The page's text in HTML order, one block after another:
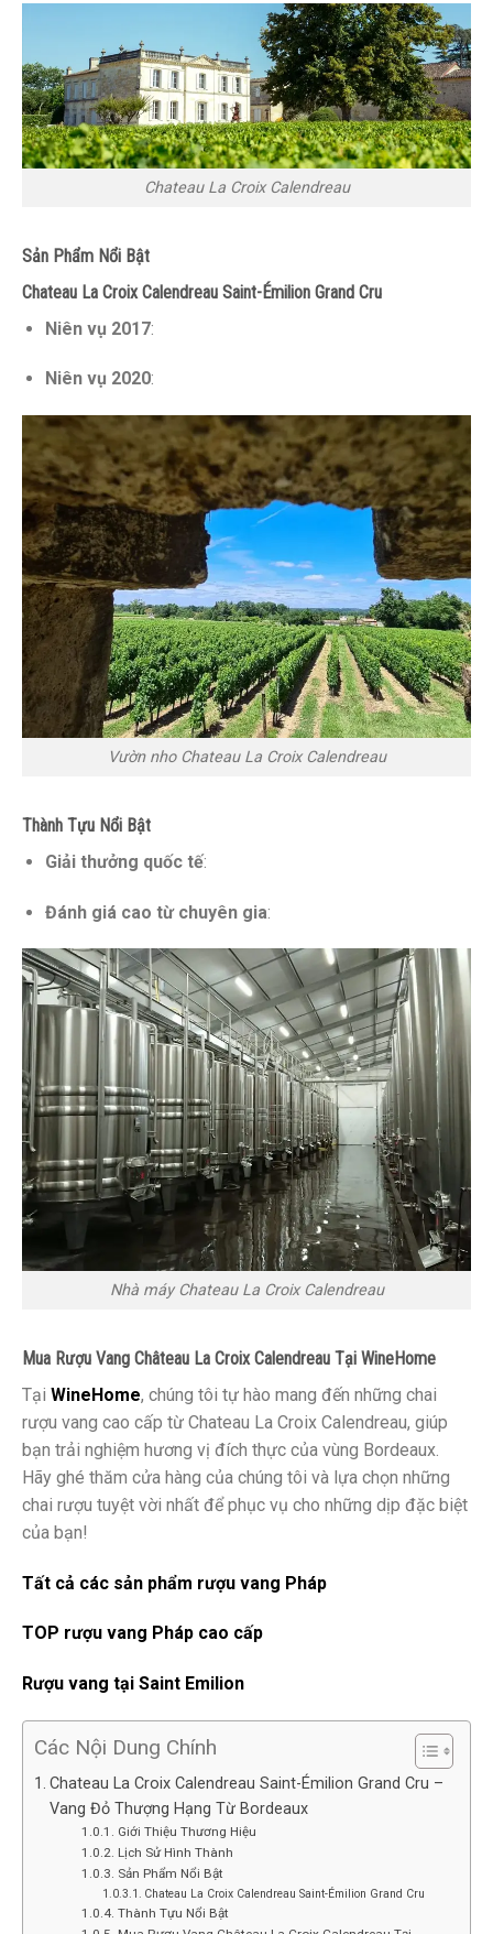
Chateau La Croix Calendreau
Sản Phẩm Nổi Bật
Chateau La Croix Calendreau Saint-Émilion Grand Cru
Niên vụ 2017:
Niên vụ 2020:
Vườn nho Chateau La Croix Calendreau
Thành Tựu Nổi Bật
Giải thưởng quốc tế:
Đánh giá cao từ chuyên gia:
Nhà máy Chateau La Croix Calendreau
Mua Rượu Vang Château La Croix Calendreau Tại WineHome
Tại WineHome, chúng tôi tự hào mang đến những chai
rượu vang cao cấp từ Chateau La Croix Calendreau, giúp
bạn trải nghiệm hương vị đích thực của vùng Bordeaux.
Hãy ghé thăm cửa hàng của chúng tôi và lựa chọn những
chai rượu tuyệt vời nhất để phục vụ cho những dịp đặc biệt
của bạn!
Tất cả các sản phẩm rượu vang Pháp
TOP rượu vang Pháp cao cấp
Rượu vang tại Saint Emilion
Các Nội Dung Chính
Chateau La Croix Calendreau Saint-Émilion Grand Cru –
Vang Đỏ Thượng Hạng Từ Bordeaux
Giới Thiệu Thương Hiệu
Lịch Sử Hình Thành
Sản Phẩm Nổi Bật
Chateau La Croix Calendreau Saint-Émilion Grand Cru
Thành Tựu Nổi Bật